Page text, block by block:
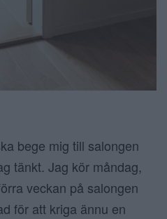
bege mig till salongen
tänkt. Jag kör måndag,
veckan på salongen
för att kriga ännu en